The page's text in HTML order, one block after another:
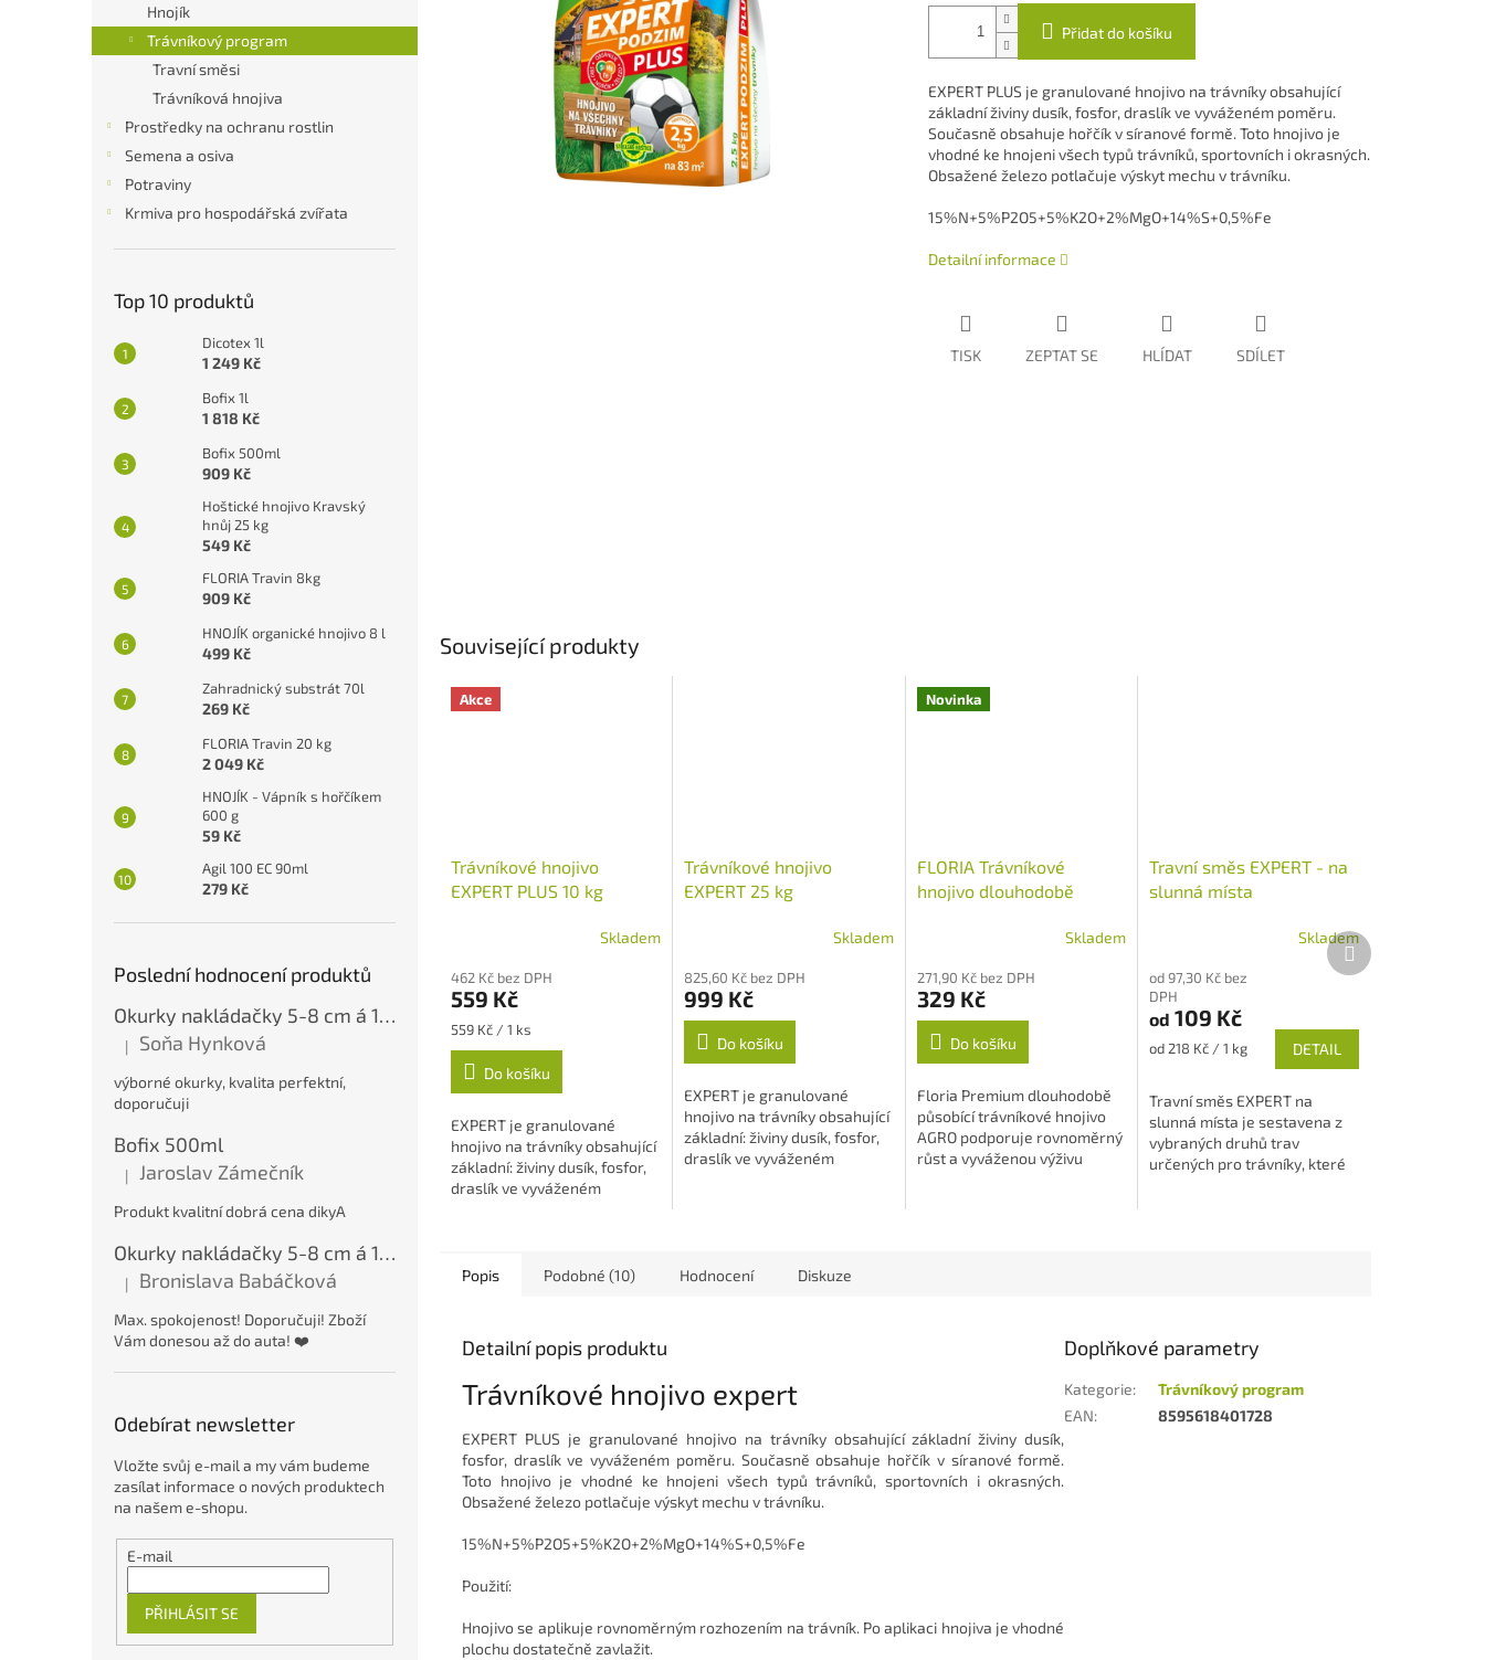
n
e
Hnojík
Trávníkový program
Travní směsi
Trávníková hnojiva
Prostředky na ochranu rostlin
Semena a osiva
Potraviny
Krmiva pro hospodářská zvířata
Top 10 produktů
Dicotex 1l
1 249 Kč
Bofix 1l
1 818 Kč
Bofix 500ml
909 Kč
Hoštické hnojivo Kravský
hnůj 25 kg
549 Kč
FLORIA Travin 8kg
909 Kč
HNOJÍK organické hnojivo 8 l
499 Kč
Zahradnický substrát 70l
269 Kč
FLORIA Travin 20 kg
2 049 Kč
HNOJÍK - Vápník s hořčíkem
600 g
59 Kč
Agil 100 EC 90ml
279 Kč
Poslední hodnocení produktů
Okurky nakládačky 5-8 cm á 15 kg
Hodnocení produktu je 5 z 5 hvězdiček.
| Soňa Hynková
výborné okurky, kvalita perfektní,
doporučuji
Bofix 500ml
Hodnocení produktu je 5 z 5 hvězdiček.
| Jaroslav Zámečník
Produkt kvalitní dobrá cena dikyA
Okurky nakládačky 5-8 cm á 15 kg
Hodnocení produktu je 5 z 5 hvězdiček.
| Bronislava Babáčková
Max. spokojenost! Doporučuji! Zboží
Vám donesou až do auta! ❤️
Odebírat newsletter
Vložte svůj e-mail a my vám budeme
zasílat informace o nových produktech
na našem e-shopu.
E-mail
PŘIHLÁSIT SE
Přidat do košíku
EXPERT PLUS je granulované hnojivo na trávníky obsahující
základní živiny dusík, fosfor, draslík ve vyváženém poměru.
Současně obsahuje hořčík v síranové formě. Toto hnojivo je
vhodné ke hnojeni všech typů trávníků, sportovních i okrasných.
Obsažené železo potlačuje výskyt mechu v trávníku.
15%N+5%P2O5+5%K2O+2%MgO+14%S+0,5%Fe
Detailní informace
TISK ZEPTAT SE HLÍDAT SDÍLET
Související produkty
Akce
Trávníkové hnojivo
EXPERT PLUS 10 kg
produktu
je
5,0
hvězdiček.
Skladem
462 Kč bez DPH
559 Kč
Měrná
cena:
559 Kč / 1 ks
Do košíku
EXPERT je granulované
hnojivo na trávníky obsahující
základní: živiny dusík, fosfor,
draslík ve vyváženém
Trávníkové hnojivo
EXPERT 25 kg
Skladem
825,60 Kč bez DPH
999 Kč
Do košíku
EXPERT je granulované
hnojivo na trávníky obsahující
základní: živiny dusík, fosfor,
draslík ve vyváženém
Novinka
FLORIA Trávníkové
hnojivo dlouhodobě
Skladem
271,90 Kč bez DPH
329 Kč
Do košíku
Floria Premium dlouhodobě
působící trávníkové hnojivo
AGRO podporuje rovnoměrný
růst a vyváženou výživu
Travní směs EXPERT - na
slunná místa
Skladem
od 97,30 Kč bez
DPH
od 109 Kč
Měrná
od 218 Kč / 1 kg DETAIL
Travní směs EXPERT na
slunná místa je sestavena z
vybraných druhů trav
určených pro trávníky, které
Další
produkt
Popis Podobné (10) Hodnocení Diskuze
Detailní popis produktu
Trávníkové hnojivo expert
EXPERT PLUS je granulované hnojivo na trávníky obsahující základní živiny dusík,
fosfor, draslík ve vyváženém poměru. Současně obsahuje hořčík v síranové formě.
Toto hnojivo je vhodné ke hnojeni všech typů trávníků, sportovních i okrasných.
Obsažené železo potlačuje výskyt mechu v trávníku.
15%N+5%P2O5+5%K2O+2%MgO+14%S+0,5%Fe
Použití:
Hnojivo se aplikuje rovnoměrným rozhozením na trávník. Po aplikaci hnojiva je vhodné
plochu dostatečně zavlažit.
Doplňkové parametry
Kategorie:
Trávníkový program
EAN: 8595618401728